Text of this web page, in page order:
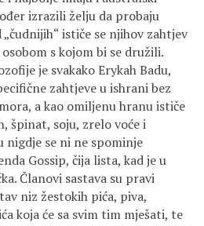
izrazili želju da probaju
ističe se njihov zahtjev
s kojom bi se družili.
je svakako Erykah Badu,
zahtjeve u ishrani bez
a kao omiljenu hranu ističe
špinat, soju, zrelo voće i
nigdje se ni ne spominje
Gossip, čija lista, kad je u
Članovi sastava su pravi
niz žestokih pića, piva,
koja će sa svim tim mješati, te